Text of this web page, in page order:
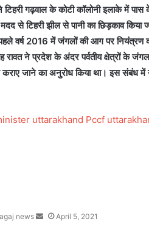
टिहरी गढ़वाल के कोटी कॉलोनी इलाके में
मदद से टिहरी झील से पानी का छिड़काव
वर्ष 2016 में जंगलों की आग पर नियंत्रण
रावत ने प्रदेश के अंदर पर्वतीय क्षेत्रों के
जाने का अनुरोध किया था। इस संबंध में
uttarakhand Pccf
news April 5, 2021